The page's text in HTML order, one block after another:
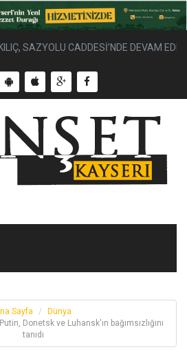
SAZYOLU CADDESİ’NDE DEVAM
Sayfa
Dünya
Donetsk ve Luhansk'ın bağımsızlığını
tanıdı